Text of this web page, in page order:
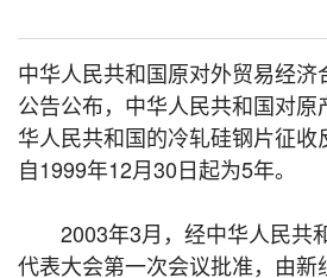
中华人民共和国原对外贸易经济
公告公布，中华人民共和国对
华人民共和国的冷轧硅钢片征
自1999年12月30日起为5年。
2003年3月，经中华人民共
代表大会第一次会议批准，由新